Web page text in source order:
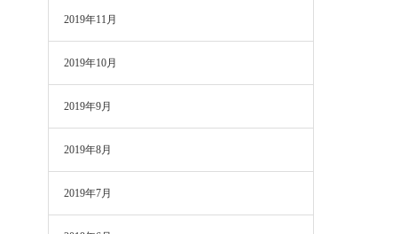
2019年11月
2019年10月
2019年9月
2019年8月
2019年7月